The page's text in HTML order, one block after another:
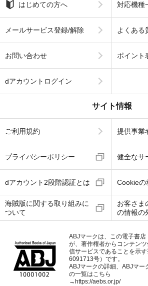
はじめての方へ 対応機種
メールサービス登録/解除 よくある
お問い合わせ ポイント
dアカウントログイン
サイト情報
ご利用規約 提供事業
プライバシーポリシー 健全なサ
dアカウント2段階認証とは Cookieの
海賊版に関する取り組みに
ついて
お客さま
の情報の
ABJマークは、この電子書
が、著作権者からコンテン
信サービスであることを示
6091713号）です。
ABJマークの詳細、ABJマー
の一覧はこちら
→ https://aebs.or.jp/